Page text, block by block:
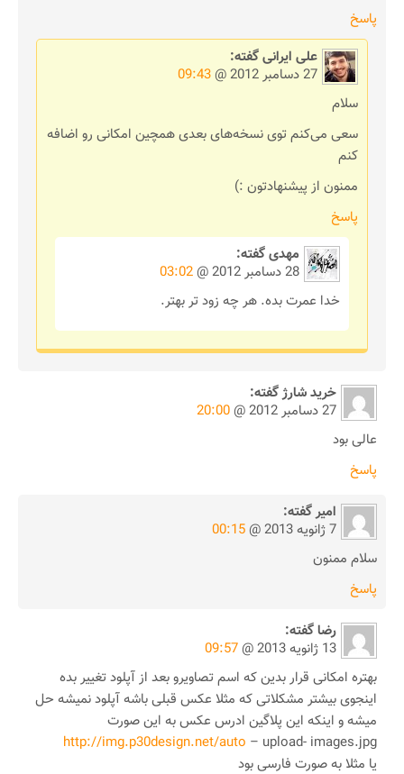
پاسخ
علی ایرانیگفته:
27 دسامبر 2012 @
09:43
سلام
سعی می‌کنم توی نسخه‌های بعدی همچین امکانی رو اضافه
کنم
ممنون از پیشنهادتون :)
پاسخ
مهدیگفته:
28 دسامبر 2012 @
03:02
خدا عمرت بده. هر چه زود تر بهتر.
خرید شارژگفته:
27 دسامبر 2012 @
20:00
عالی بود
پاسخ
امیرگفته:
7 ژانویه 2013 @
00:15
سلام ممنون
پاسخ
رضاگفته:
13 ژانویه 2013 @
09:57
بهتره امکانی قرار بدین که اسم تصاویرو بعد از آپلود تغییر بده
اینجوی بیشتر مشکلاتی که مثلا عکس قبلی باشه آپلود نمیشه حل
میشه و اینکه این پلاگین ادرس عکس به این صورت
http://img.p30design.net/auto – upload- images.jpg
یا مثلا به صورت فارسی بود